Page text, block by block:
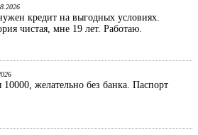
кредит на выгодных условиях.
чистая, мне 19 лет. Работаю.
желательно без банка. Паспорт